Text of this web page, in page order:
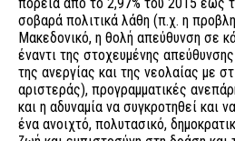
σοβαρά πολιτικά λάθη (π.χ. η
Μακεδονικό, η θολή απεύθυνση σε
έναντι της στοχευμένης
της ανεργίας και της νεολαίας με
αριστεράς), προγραμματικές
και η αδυναμία να συγκροτηθεί και
ένα ανοιχτό, πολυτασικό,